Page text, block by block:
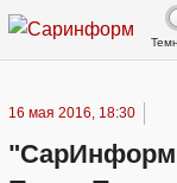
16 мая 2016, 18:30